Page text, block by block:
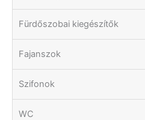
Fürdőszobai kiegészítők
Fajanszok
Szifonok
WC